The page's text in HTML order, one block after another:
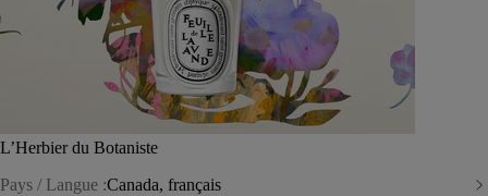
L’Herbier du Botaniste
Pays / Langue :Canada, français